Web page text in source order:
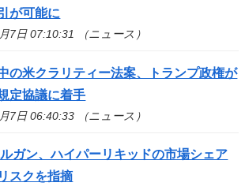
が可能に
7日 07:10:31 （ニュース）
の米クラリティー法案、トランプ政権が
定協議に着手
7日 06:40:33 （ニュース）
ガン、ハイパーリキッドの市場シェア
スクを指摘